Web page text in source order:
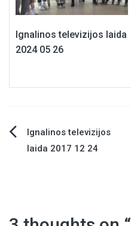
Ignalinos televizijos laida
2024 05 26
Navigacija
Ignalinos televizijos
laida 2017 12 24